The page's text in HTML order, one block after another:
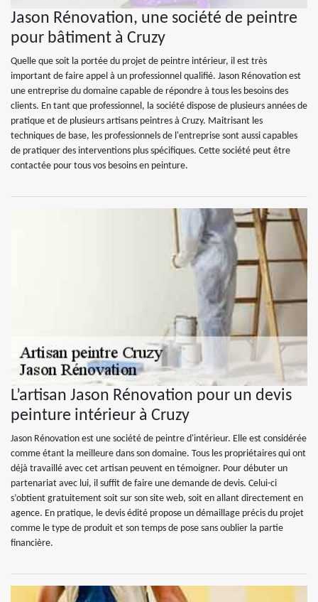
Jason Rénovation, une société de peintre
pour bâtiment à Cruzy
Quelle que soit la portée du projet de peintre intérieur, il est très
important de faire appel à un professionnel qualifié. Jason Rénovation est
une entreprise du domaine capable de répondre à tous les besoins des
clients. En tant que professionnel, la société dispose de plusieurs années de
pratique et de plusieurs artisans peintres à Cruzy. Maitrisant les
techniques de base, les professionnels de l'entreprise sont aussi capables
de pratiquer des interventions plus spécifiques. Cette société peut être
contactée pour tous vos besoins en peinture.
L’artisan Jason Rénovation pour un devis
peinture intérieur à Cruzy
Jason Rénovation est une société de peintre d'intérieur. Elle est considérée
comme étant la meilleure dans son domaine. Tous les propriétaires qui ont
déjà travaillé avec cet artisan peuvent en témoigner. Pour débuter un
partenariat avec lui, il suffit de faire une demande de devis. Celui-ci
s’obtient gratuitement soit sur son site web, soit en allant directement en
agence. En pratique, le devis édité propose un démaillage précis du projet
comme le type de produit et son temps de pose sans oublier la partie
financière.